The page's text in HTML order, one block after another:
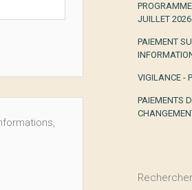
JUILLET 2026
PAIEMENT
VIGILANCE -
PAIEMENTS